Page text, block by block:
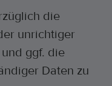
die
unrichtiger
ggf. die
Daten zu